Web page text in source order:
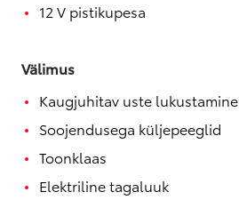
12 V pistikupesa
Välimus
Kaugjuhitav uste lukustamine
Soojendusega küljepeeglid
Toonklaas
Elektriline tagaluuk